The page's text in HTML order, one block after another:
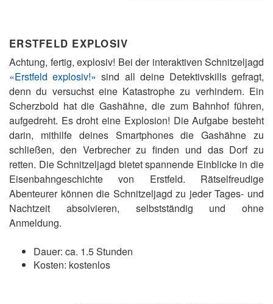
ERSTFELD EXPLOSIV
Achtung, fertig, explosiv! Bei der interaktiven Schnitzeljagd
«Erstfeld explosiv!» sind all deine Detektivskills gefragt,
denn du versuchst eine Katastrophe zu verhindern. Ein
Scherzbold hat die Gashähne, die zum Bahnhof führen,
aufgedreht. Es droht eine Explosion! Die Aufgabe besteht
darin, mithilfe deines Smartphones die Gashähne zu
schließen, den Verbrecher zu finden und das Dorf zu
retten. Die Schnitzeljagd bietet spannende Einblicke in die
Eisenbahngeschichte von Erstfeld. Rätselfreudige
Abenteurer können die Schnitzeljagd zu jeder Tages- und
Nachtzeit absolvieren, selbstständig und ohne
Anmeldung.
Dauer: ca. 1.5 Stunden
Kosten: kostenlos